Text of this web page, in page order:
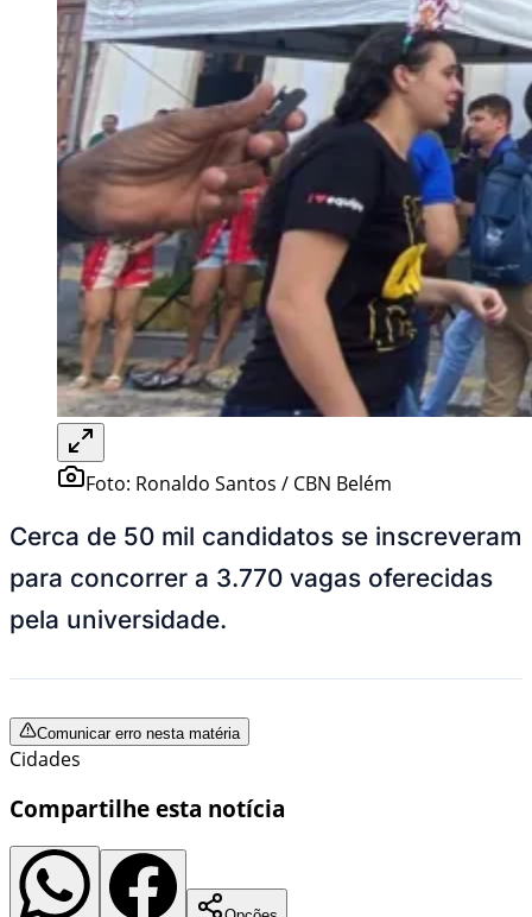
Foto: Ronaldo Santos / CBN Belém
Cerca de 50 mil candidatos se inscreveram
para concorrer a 3.770 vagas oferecidas
pela universidade.
Comunicar erro nesta matéria
Cidades
Compartilhe esta notícia